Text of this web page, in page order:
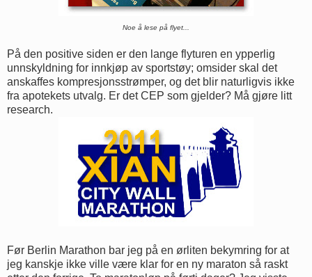
Noe å lese på flyet...
På den positive siden er den lange flyturen en ypperlig
unnskyldning for innkjøp av sportstøy; omsider skal det
anskaffes kompresjonsstrømper, og det blir naturligvis ikke
fra apotekets utvalg. Er det CEP som gjelder? Må gjøre litt
research.
Før Berlin Marathon bar jeg på en ørliten bekymring for at
jeg kanskje ikke ville være klar for en ny maraton så raskt